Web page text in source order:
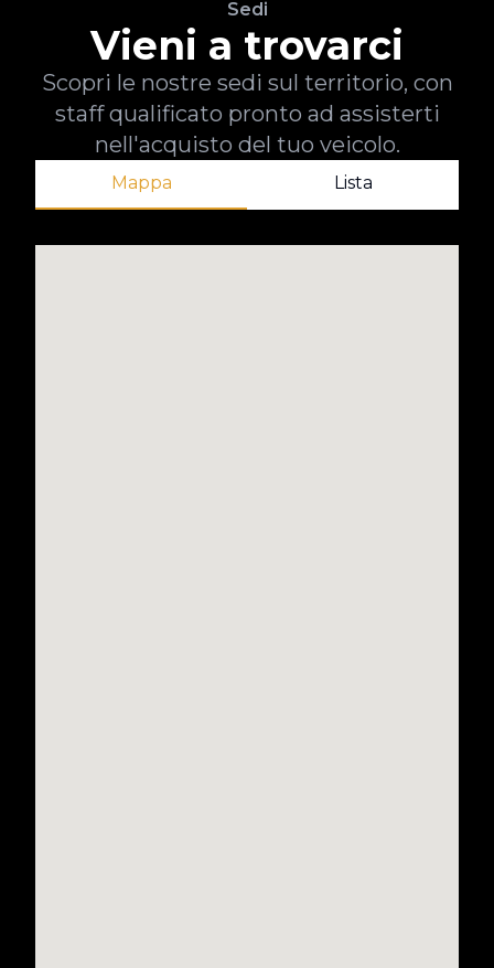
Sedi
Vieni a trovarci
Scopri le nostre sedi sul territorio, con
staff qualificato pronto ad assisterti
nell'acquisto del tuo veicolo.
Mappa Lista